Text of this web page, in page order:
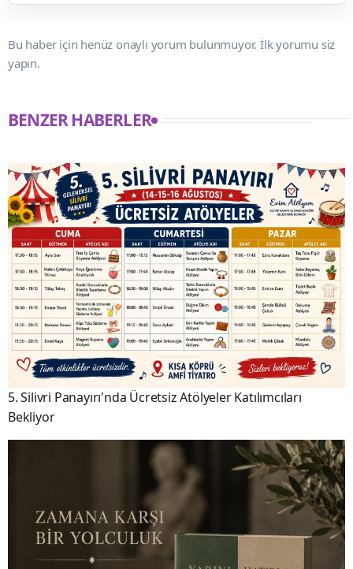
Bu haber için henüz onaylı yorum bulunmuyor. İlk yorumu siz
yapın.
BENZER HABERLER
5. Silivri Panayırı'nda Ücretsiz Atölyeler Katılımcıları
Bekliyor